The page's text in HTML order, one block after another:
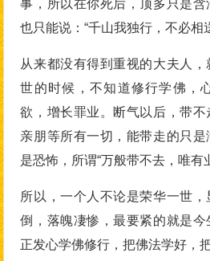
事，所以在你死后，顶多只是
也只能说：“千山我独行，不必相
从来都没有得到重视的大夫人
世的时候，不知道修行学佛，
欲，增长罪业。断气以后，带不
亲朋等所有一切，能带走的只
是恐怖，所谓“万般带不去，唯有
所以，一个人不论是荣华一世
倒，落魄凄惨，最要紧的就是
正发心学佛修行，把佛法学好，